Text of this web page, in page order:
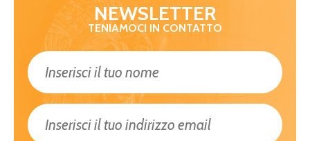
NEWSLETTER
TENIAMOCI IN CONTATTO